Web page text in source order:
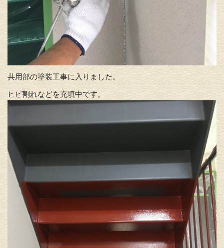
共用部の塗装工事に入りました。
ヒビ割れなどを充填中です。